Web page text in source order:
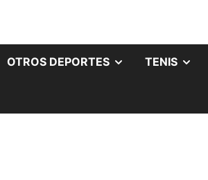
OTROS DEPORTES TENIS